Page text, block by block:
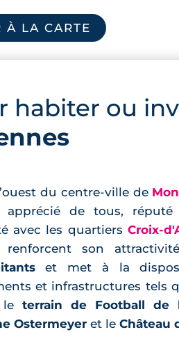
À LA CARTE
habiter ou
du centre-ville de
apprécié de tous,
avec les quartiers Croix-
renforcent son
et met à la
et infrastructures tels
terrain de Football de
Ostermeyeret le Château